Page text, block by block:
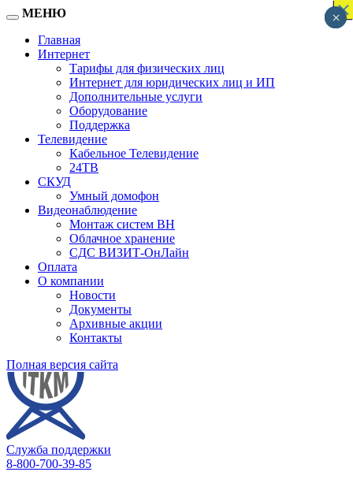
МЕНЮ
Главная
Интернет
Тарифы для физических лиц
Интернет для юридических лиц и ИП
Дополнительные услуги
Оборудование
Поддержка
Телевидение
Кабельное Телевидение
24ТВ
СКУД
Умный домофон
Видеонаблюдение
Монтаж систем ВН
Облачное хранение
CДC ВИЗИТ-ОнЛайн
Оплата
О компании
Новости
Документы
Архивные акции
Контакты
Полная версия сайта
Служба поддержки
8-800-700-39-85
×
××
××
×
×
×
×
×
×
×
×
×
×
×
×
×
×
×